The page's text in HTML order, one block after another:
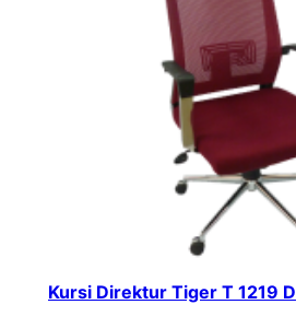
Kursi Direktur Tiger T 1219 D